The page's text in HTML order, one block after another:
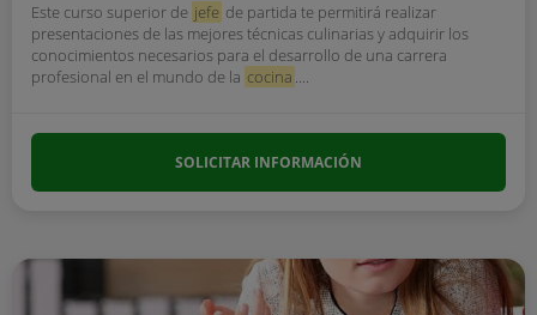
Este curso superior de jefe de partida te permitirá realizar
presentaciones de las mejores técnicas culinarias y adquirir los
conocimientos necesarios para el desarrollo de una carrera
profesional en el mundo de la cocina ....
SOLICITAR INFORMACIÓN